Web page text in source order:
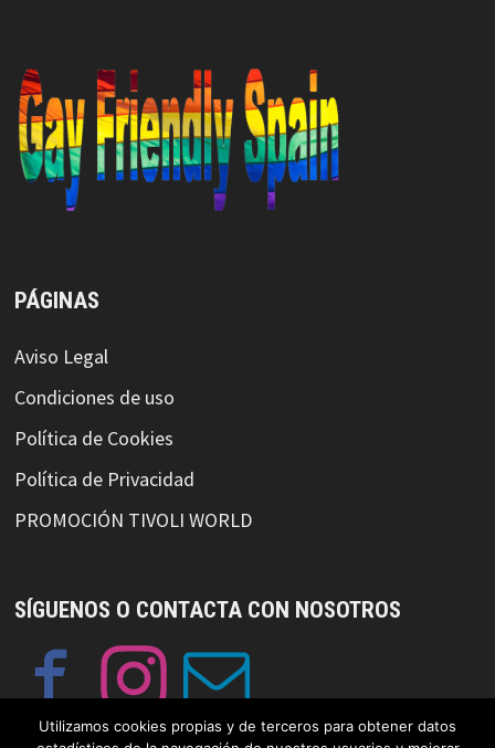
PÁGINAS
Aviso Legal
Condiciones de uso
Política de Cookies
Política de Privacidad
PROMOCIÓN TIVOLI WORLD
SÍGUENOS O CONTACTA CON NOSOTROS
Utilizamos cookies propias y de terceros para obtener datos